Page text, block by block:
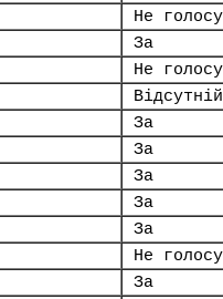
Не
За
Не
Відсутній
За
За
За
За
За
Не
За